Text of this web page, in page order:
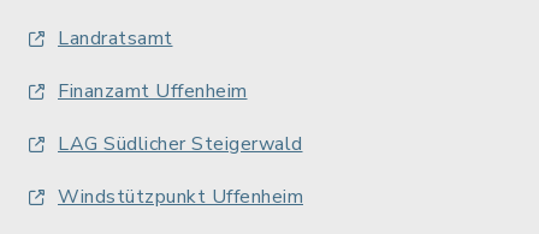
Landratsamt
Finanzamt Uffenheim
LAG Südlicher Steigerwald
Windstützpunkt Uffenheim